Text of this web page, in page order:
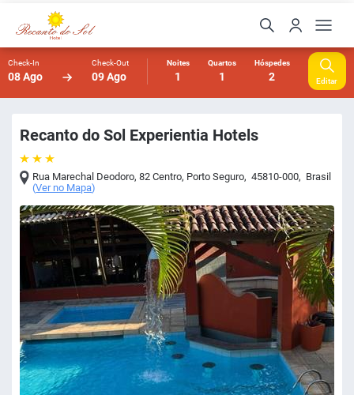
Check-In
08 Ago
Check-Out
09 Ago
Noites
1
Quartos
1
Hóspedes
2 Editar
Recanto do Sol Experientia Hotels
Rua Marechal Deodoro, 82 Centro, Porto Seguro, 45810-000, Brasil
(Ver no Mapa)